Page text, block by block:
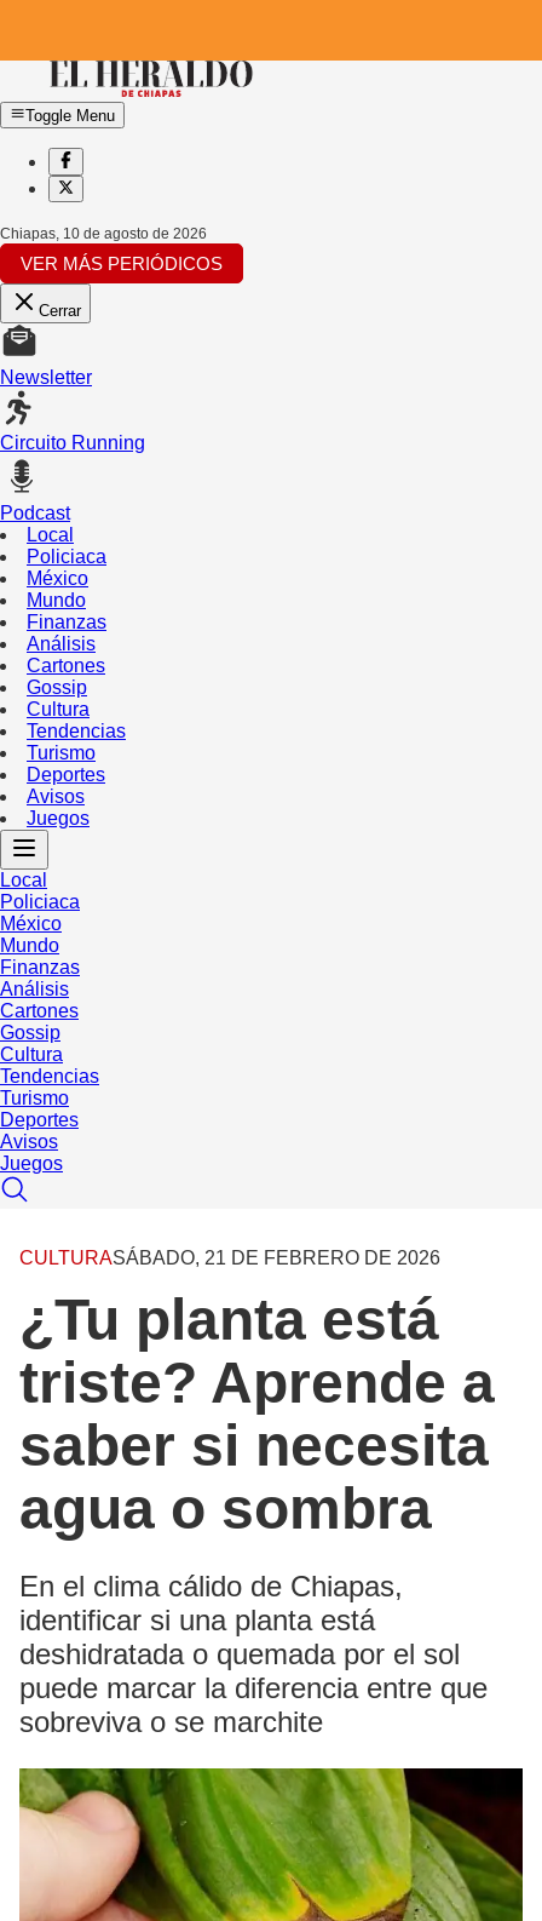
Toggle Menu
Chiapas, 10 de agosto de 2026
VER MÁS PERIÓDICOS
Cerrar
Newsletter
Circuito Running
Podcast
Local
Policiaca
México
Mundo
Finanzas
Análisis
Cartones
Gossip
Cultura
Tendencias
Turismo
Deportes
Avisos
Juegos
Local
Policiaca
México
Mundo
Finanzas
Análisis
Cartones
Gossip
Cultura
Tendencias
Turismo
Deportes
Avisos
Juegos
CULTURASÁBADO, 21 DE FEBRERO DE 2026
¿Tu planta está
triste? Aprende a
saber si necesita
agua o sombra
En el clima cálido de Chiapas,
identificar si una planta está
deshidratada o quemada por el sol
puede marcar la diferencia entre que
sobreviva o se marchite